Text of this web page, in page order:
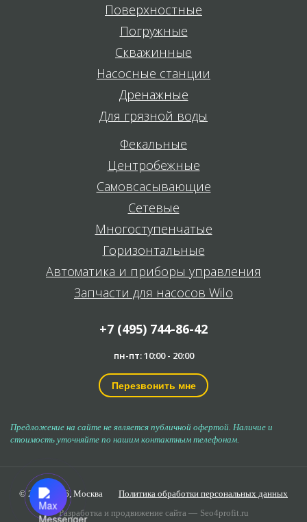
Поверхностные
Погружные
Скважинные
Насосные станции
Дренажные
Для грязной воды
Фекальные
Центробежные
Самовсасывающие
Сетевые
Многоступенчатые
Горизонтальные
Автоматика и приборы управления
Запчасти для насосов Wilo
+7 (495) 744-86-42
пн-пт: 10:00 - 20:00
Перезвонить мне
Предложение на сайте не является публичной офертой. Наличие и
стоимость уточняйте по нашим контактным телефонам.
© 2006-2026, Москва
Политика обработки персональных данных
Разработка и продвижение сайта — Seo4profit.ru